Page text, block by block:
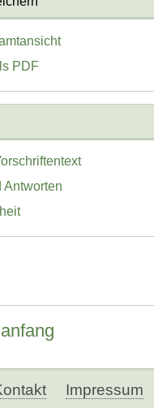
PDF
Antworten
Impressum